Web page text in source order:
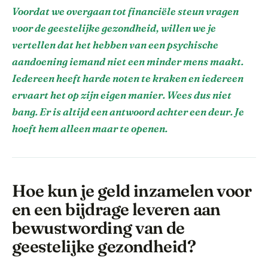
Voordat we overgaan tot financiële steun vragen
voor de geestelijke gezondheid, willen we je
vertellen dat het hebben van een psychische
aandoening iemand niet een minder mens maakt.
Iedereen heeft harde noten te kraken en iedereen
ervaart het op zijn eigen manier. Wees dus niet
bang. Er is altijd een antwoord achter een deur. Je
hoeft hem alleen maar te openen.
Hoe kun je geld inzamelen voor
en een bijdrage leveren aan
bewustwording van de
geestelijke gezondheid?